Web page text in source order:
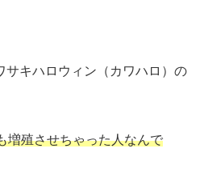
サキハロウィン（カワハロ）の
増殖させちゃった人なんで